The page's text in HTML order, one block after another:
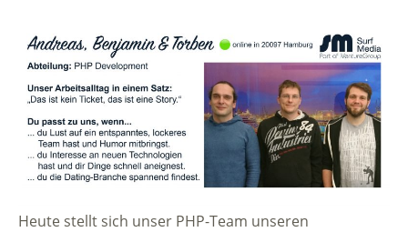
Heute stellt sich unser PHP-Team unseren